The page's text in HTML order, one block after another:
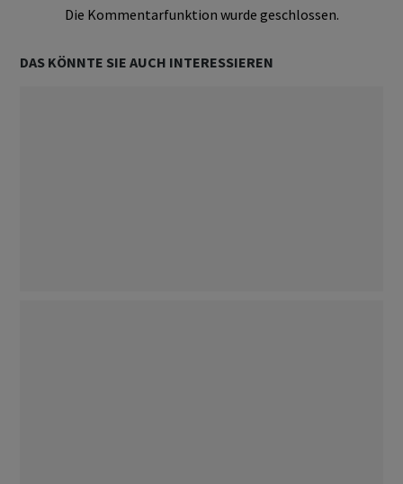
Die Kommentarfunktion wurde geschlossen.
DAS KÖNNTE SIE AUCH INTERESSIEREN